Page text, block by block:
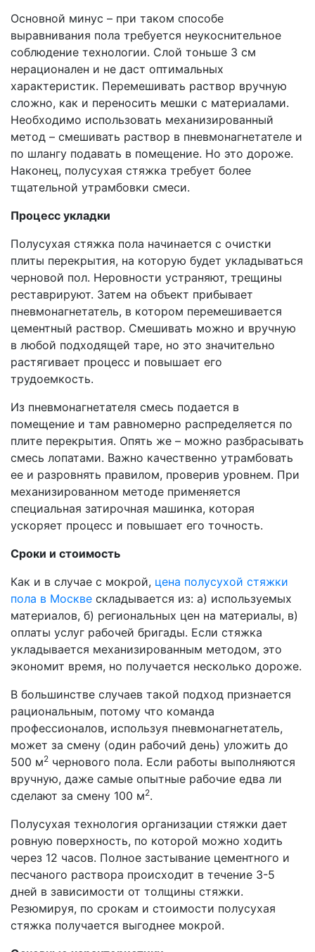
Основной минус – при таком способе
выравнивания пола требуется неукоснительное
соблюдение технологии. Слой тоньше 3 см
нерационален и не даст оптимальных
характеристик. Перемешивать раствор вручную
сложно, как и переносить мешки с материалами.
Необходимо использовать механизированный
метод – смешивать раствор в пневмонагнетателе и
по шлангу подавать в помещение. Но это дороже.
Наконец, полусухая стяжка требует более
тщательной утрамбовки смеси.
Процесс укладки
Полусухая стяжка пола начинается с очистки
плиты перекрытия, на которую будет укладываться
черновой пол. Неровности устраняют, трещины
реставрируют. Затем на объект прибывает
пневмонагнетатель, в котором перемешивается
цементный раствор. Смешивать можно и вручную
в любой подходящей таре, но это значительно
растягивает процесс и повышает его
трудоемкость.
Из пневмонагнетателя смесь подается в
помещение и там равномерно распределяется по
плите перекрытия. Опять же – можно разбрасывать
смесь лопатами. Важно качественно утрамбовать
ее и разровнять правилом, проверив уровнем. При
механизированном методе применяется
специальная затирочная машинка, которая
ускоряет процесс и повышает его точность.
Сроки и стоимость
Как и в случае с мокрой, цена полусухой стяжки
пола в Москве складывается из: а) используемых
материалов, б) региональных цен на материалы, в)
оплаты услуг рабочей бригады. Если стяжка
укладывается механизированным методом, это
экономит время, но получается несколько дороже.
В большинстве случаев такой подход признается
рациональным, потому что команда
профессионалов, используя пневмонагнетатель,
может за смену (один рабочий день) уложить до
500 м2 чернового пола. Если работы выполняются
вручную, даже самые опытные рабочие едва ли
сделают за смену 100 м2.
Полусухая технология организации стяжки дает
ровную поверхность, по которой можно ходить
через 12 часов. Полное застывание цементного и
песчаного раствора происходит в течение 3-5
дней в зависимости от толщины стяжки.
Резюмируя, по срокам и стоимости полусухая
стяжка получается выгоднее мокрой.